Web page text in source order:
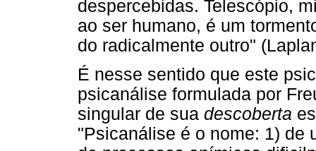
despercebidas. Telescópio,
ao ser humano, é um
do radicalmente outro"
É nesse sentido que este
psicanálise formulada por
singular de sua descoberta
"Psicanálise é o nome: 1) de